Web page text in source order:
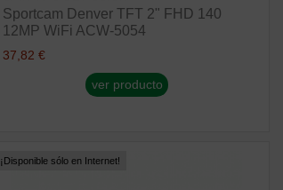
Sportcam Denver TFT 2" FHD 140
12MP WiFi ACW-5054
37,82 €
ver producto
¡Disponible sólo en Internet!